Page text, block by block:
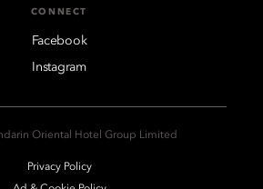
CONNECT
Facebook
Instagram
Oriental Hotel Group Limited
Privacy Policy